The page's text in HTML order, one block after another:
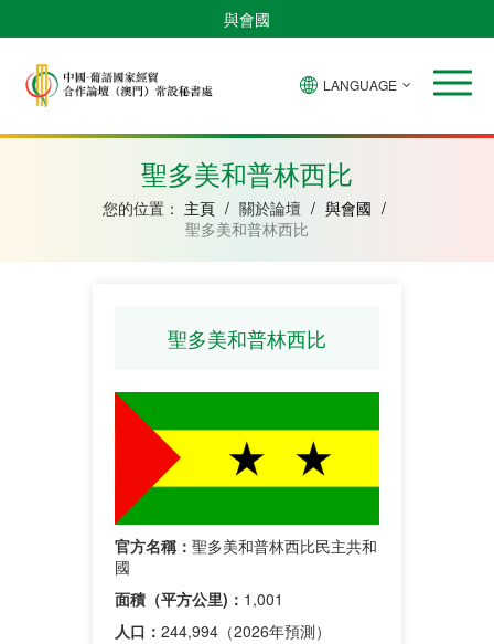
與會國
安
比
紹
內
亞
克
LANGUAGE
聖多美和普林西比
您的位置： 主頁 / 關於論壇 / 與會國 /
聖多美和普林西比
聖多美和普林西比
官方名稱： 聖多美和普林西比民主共和
國
面積（平方公里)： 1,001
人口： 244,994（2026年預測）